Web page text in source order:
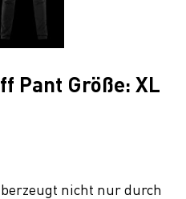
Pant Größe: XL
nicht nur durch